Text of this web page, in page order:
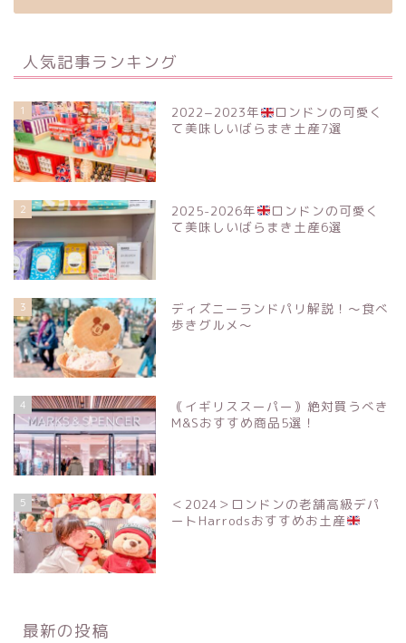
人気記事ランキング
1 2022−2023年
ロンドンの可愛く
て美味しいばらまき土産7選
2 2025-2026年
ロンドンの可愛く
て美味しいばらまき土産6選
3
ディズニーランドパリ解説！〜食べ
歩きグルメ〜
4
｟イギリススーパー｠絶対買うべき
M&Sおすすめ商品5選！
5
＜2024＞ロンドンの老舗高級デパ
ートHarrodsおすすめお土産
最新の投稿